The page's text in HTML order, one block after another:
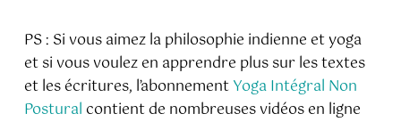
PS : Si vous aimez la philosophie indienne et yoga
et si vous voulez en apprendre plus sur les textes
et les écritures, l’abonnementYoga Intégral Non
Postural contient de nombreuses vidéos en ligne